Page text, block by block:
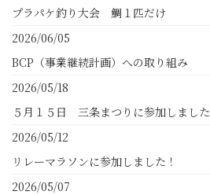
プラパケ釣り大会 鯛１匹だけ
2026/06/05
BCP（事業継続計画）への取り組み
2026/05/18
５月１５日 三条まつりに参加しました
2026/05/12
リレーマラソンに参加しました！
2026/05/07